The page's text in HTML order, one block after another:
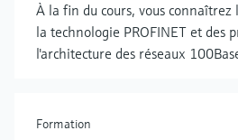
À la fin du cours, vous connaîtrez
la technologie PROFINET et des
l'architecture des réseaux
Formation